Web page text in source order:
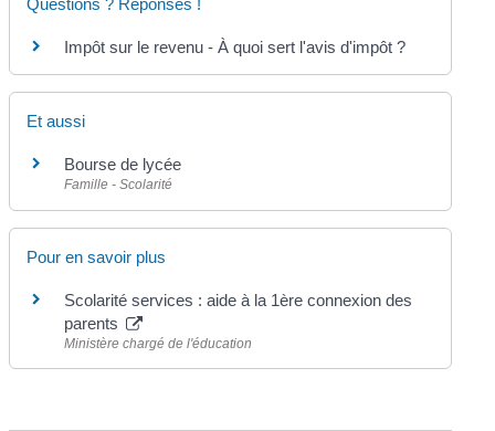
Questions ? Réponses !
Impôt sur le revenu - À quoi sert l'avis d'impôt ?
Et aussi
Bourse de lycée
Famille - Scolarité
Pour en savoir plus
Scolarité services : aide à la 1ère connexion des
parents
Ministère chargé de l'éducation